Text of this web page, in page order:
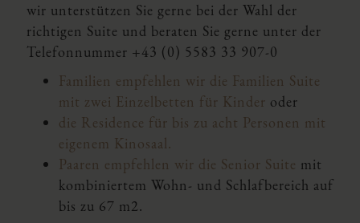
wir unterstützen Sie gerne bei der Wahl der
richtigen Suite und beraten Sie gerne unter der
Telefonnummer +43 (0) 5583 33 907-0
Familien empfehlen wir die Familien Suite
mit zwei Einzelbetten für Kinder oder
die Residence für bis zu acht Personen mit
eigenem Kinosaal.
Paaren empfehlen wir die Senior Suite mit
kombiniertem Wohn- und Schlafbereich auf
bis zu 67 m2.